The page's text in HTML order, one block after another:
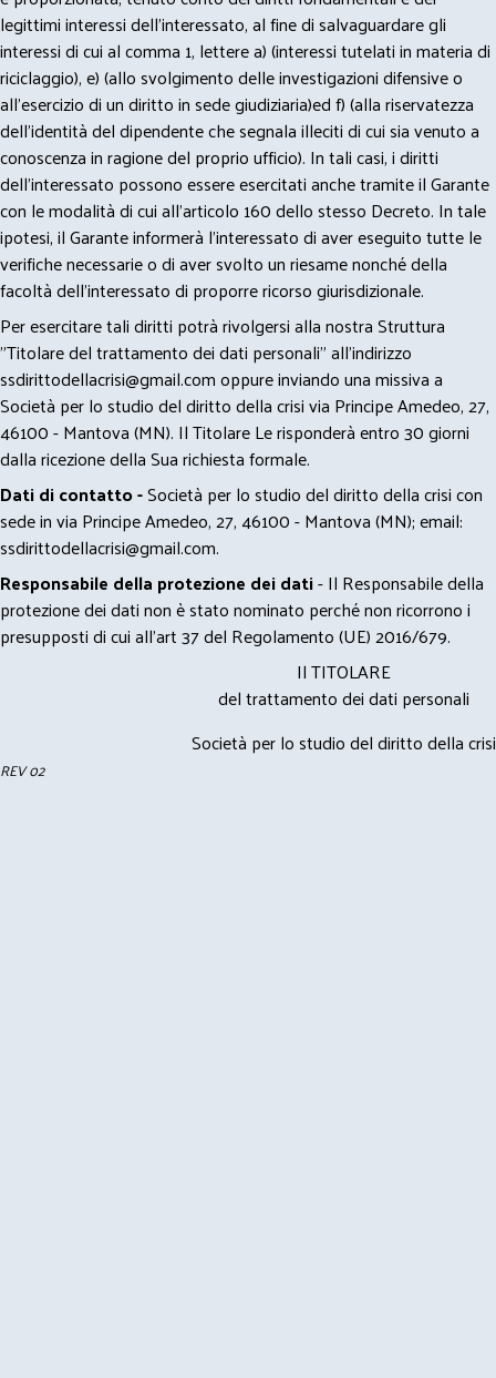
legittimi interessi dell’interessato, al fine di salvaguardare gli
interessi di cui al comma 1, lettere a) (interessi tutelati in materia di
riciclaggio), e) (allo svolgimento delle investigazioni difensive o
all’esercizio di un diritto in sede giudiziaria)ed f) (alla riservatezza
dell’identità del dipendente che segnala illeciti di cui sia venuto a
conoscenza in ragione del proprio ufficio). In tali casi, i diritti
dell’interessato possono essere esercitati anche tramite il Garante
con le modalità di cui all’articolo 160 dello stesso Decreto. In tale
ipotesi, il Garante informerà l’interessato di aver eseguito tutte le
verifiche necessarie o di aver svolto un riesame nonché della
facoltà dell’interessato di proporre ricorso giurisdizionale.
Per esercitare tali diritti potrà rivolgersi alla nostra Struttura
"Titolare del trattamento dei dati personali" all'indirizzo
ssdirittodellacrisi@gmail.comoppure inviando una missiva a
Società per lo studio del diritto della crisi via Principe Amedeo, 27,
46100 - Mantova (MN). Il Titolare Le risponderà entro 30 giorni
dalla ricezione della Sua richiesta formale.
Dati di contatto -Società per lo studio del diritto della crisi con
sede in via Principe Amedeo, 27, 46100 - Mantova (MN); email:
ssdirittodellacrisi@gmail.com.
Responsabile della protezione dei dati- Il Responsabile della
protezione dei dati non è stato nominato perché non ricorrono i
presupposti di cui all’art 37 del Regolamento (UE) 2016/679.
Il TITOLARE
del trattamento dei dati personali
Società per lo studio del diritto della crisi
REV 02